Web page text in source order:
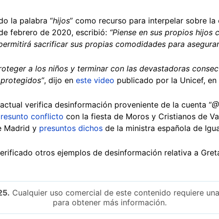
la palabra “hijos” como recurso para interpelar sobre
febrero de 2020, escribió: “Piense en sus propios hijos
sacrificar sus propias comodidades para
a los niños y terminar con las devastadoras
, dijo en este video publicado por la Unicef,
verifica desinformación proveniente de la cuenta “
conflicto con la fiesta de Moros y Cristianos de
Madrid y presuntos dichos de la ministra española de
otros ejemplos de desinformación relativa a
Cualquier uso comercial de este contenido requiere
para obtener más información.